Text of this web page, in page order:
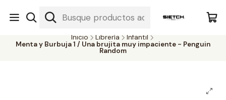
Nuestra librería - Serrano 317 local 3 - Limache.
#SomospartedelSietch
Inicio Librería
Infantil
Menta y Burbuja 1 / Una brujita muy impaciente - Penguin
Random